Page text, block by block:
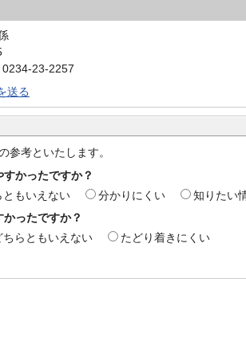
23-2257
送る
参考といたします。
かったですか？
ともいえない 分かりにくい
知りたい
ったですか？
ちらともいえない たどり着きにくい